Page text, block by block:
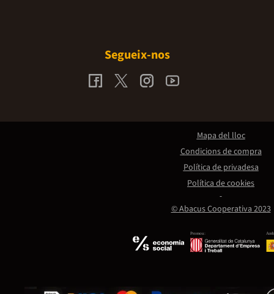
Segueix-nos
Promou:
© Abacus Cooperativa 2023
Mapa del lloc
Condicions de compra
Política de privadesa
Política de cookies